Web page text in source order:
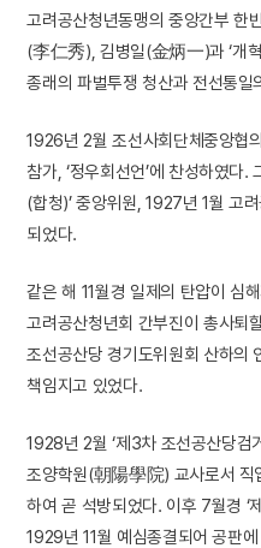
고려공산청년동맹의 중앙간부
(李仁秀), 김병일(金炳一)과 ‘개
종래의 파벌투쟁 청산과 전선통일
1926년 2월 조선사회단체중앙협
참가, ‘정우회선언’에 찬성하였다.
(합청)’ 중앙위원, 1927년 1월 고
되었다.
같은 해 11월경 일제의 탄압이 심
고려공산청년회 간부진이 총사퇴
조선공산당 경기도위원회 산하의
책임지고 있었다.
1928년 2월 ‘제3차 조선공산당검
조양학원(朝陽學院) 교사로서 직
하여 곧 석방되었다. 이후 7월경 ‘
1929년 11월 예심종결되어 공판